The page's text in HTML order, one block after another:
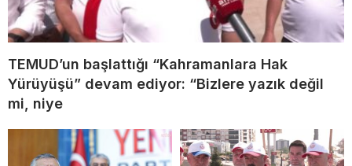
TEMUD’un başlattığı “Kahramanlara Hak
Yürüyüşü” devam ediyor: “Bizlere yazık değil
mi, niye